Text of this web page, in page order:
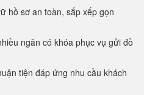
hồ sơ an toàn, sắp xếp gọn
ngăn có khóa phục vụ gửi đồ
tiện đáp ứng nhu cầu khách